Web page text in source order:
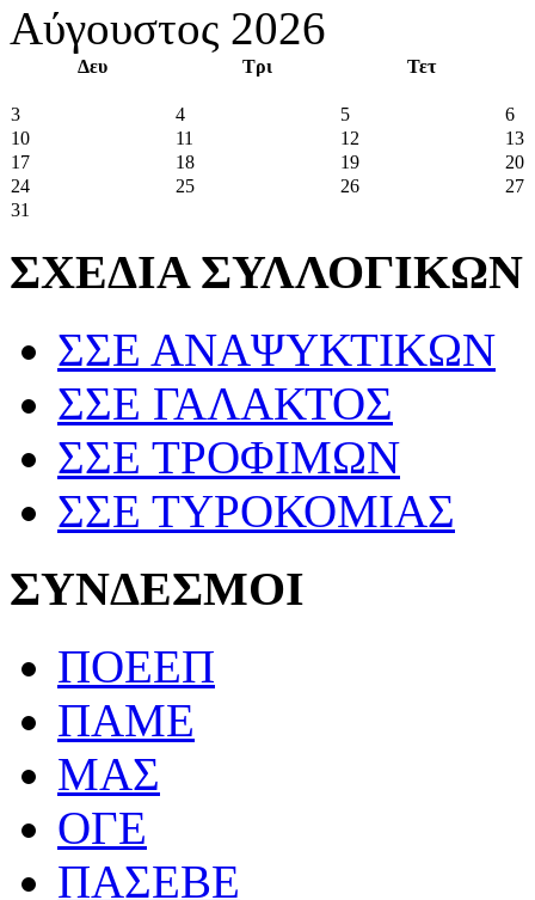
Αύγουστος 2026
Δευ Τρι Τετ
3 4 5
6
10
11 12
13
17
18 19
20
24
25 26
27
31
ΣΧΕΔΙΑ
ΣΣΕ ΑΝΑΨΥΚΤΙΚΩΝ
ΣΣΕ ΓΑΛΑΚΤΟΣ
ΣΣΕ ΤΡΟΦΙΜΩΝ
ΣΣΕ ΤΥΡΟΚΟΜΙΑΣ
ΣΥΝΔΕΣΜΟΙ
ΠΟΕΕΠ
ΠΑΜΕ
ΜΑΣ
ΟΓΕ
ΠΑΣΕΒΕ